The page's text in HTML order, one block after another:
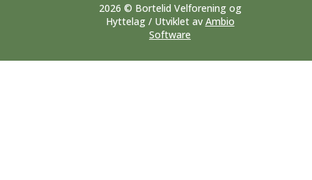
2026 © Bortelid Velforening og
Hyttelag / Utviklet av Ambio
Software